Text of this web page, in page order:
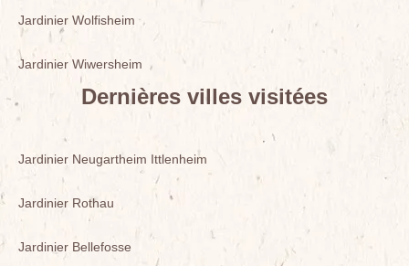
Jardinier Wolfisheim
Jardinier Wiwersheim
Dernières villes visitées
Jardinier Neugartheim Ittlenheim
Jardinier Rothau
Jardinier Bellefosse